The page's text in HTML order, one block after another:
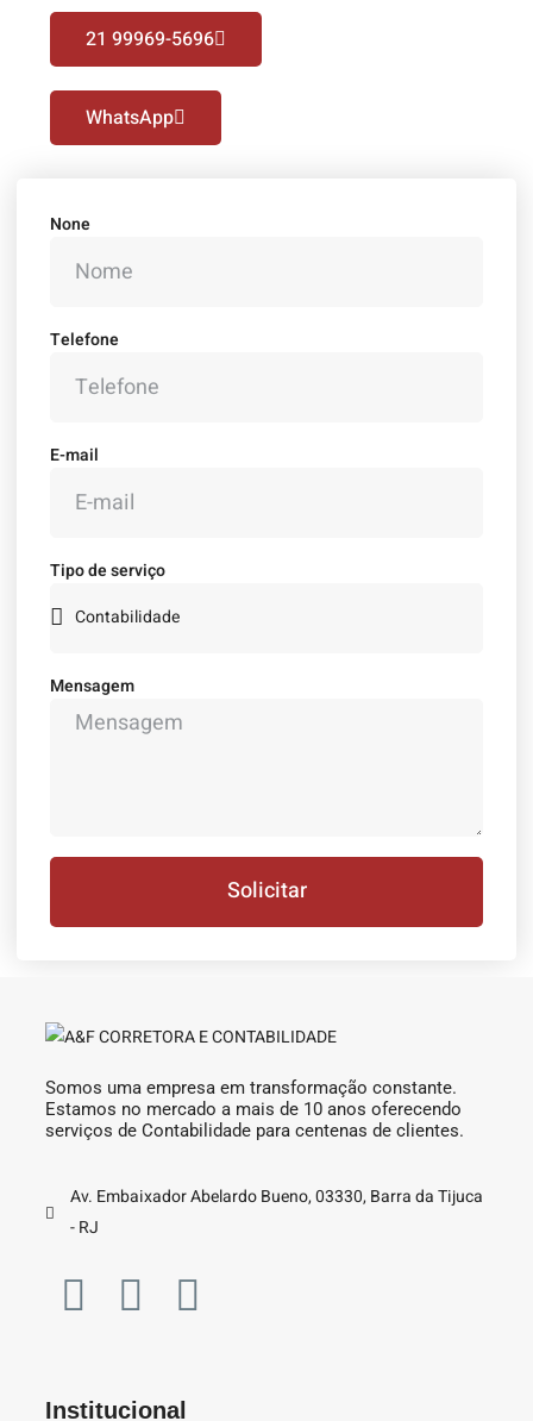
21 99969-5696
WhatsApp
None
Telefone
E-mail
Tipo de serviço
Mensagem
Solicitar
Somos uma empresa em transformação constante.
Estamos no mercado a mais de 10 anos oferecendo
serviços de Contabilidade para centenas de clientes.
Av. Embaixador Abelardo Bueno, 03330, Barra da Tijuca
- RJ
Institucional